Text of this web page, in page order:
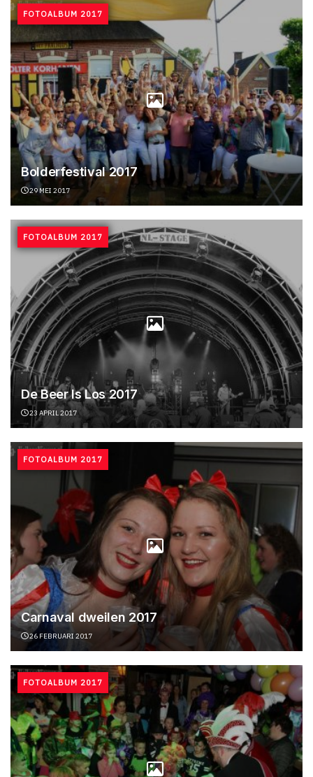
FOTOALBUM 2017
Bolderfestival 2017
29 MEI 2017
FOTOALBUM 2017
De Beer Is Los 2017
23 APRIL 2017
FOTOALBUM 2017
Carnaval dweilen 2017
26 FEBRUARI 2017
FOTOALBUM 2017